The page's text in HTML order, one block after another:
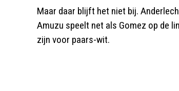
Maar daar blijft het niet bij.
Amuzu speelt net als Gomez op de
zijn voor paars-wit.